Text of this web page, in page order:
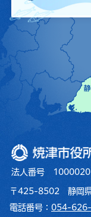
焼津市役所
法人番号
〒425-8502 静岡県
電話番号： 054-626-